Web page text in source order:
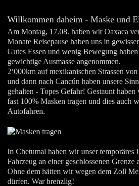
Willkommen daheim - Maske und
Am Montag, 17.08. haben wir Oaxaca
Monate Reisepause haben uns in
Gutes Essen und wenig Bewegung
gewichtige Ausmasse angenommen.
2‘000km auf mexikanischen Strassen
und dann nach Cancún haben unsere
gehalten - Topes Gefahr! Gestaunt
fast 100% Masken tragen und dies auch
Autofahren.
In Chetumal haben wir unser temporäres
Fahrzeug an einer geschlossenen Grenze
Ohne dem hätten wir wegen dem Zoll
dürfen. War brenzlig!